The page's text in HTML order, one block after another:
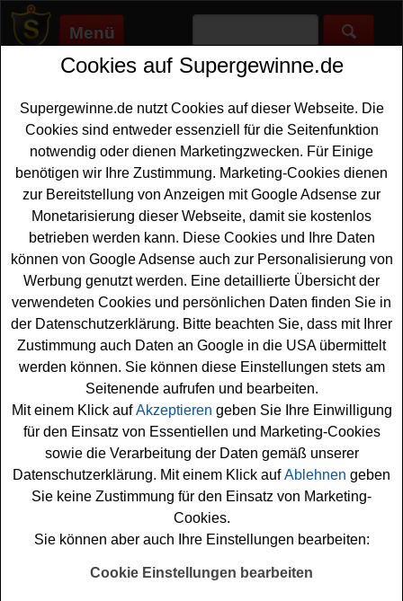
Menü
Supergewinne.de>Gewinnspiele>Reise Gewinnspiele>
Anzeige:
Anzeige:
Globetrotter Gewinnspiel -
Indonesien Reise gewinnen
Wer gern eine schöneIndonesien Reise gewinnen
möchte, hat bei diesem kostenlosen Globetrotter
Gewinnspiel eine tolle Gelegenheit dazu. Globetrotter
verlost eine 17-tägige Indonesien-Rundreise für zwei
Personen inklusiveFlug . Entdecken Sie den Regenwald
Borneos und vieles mehr. Mit etwas Glück können Sie
diese tolle Indonesien Reise gewinnen.
Falls Sie an dem Globetrotter Gewinnspiel kostenlos
teilnehmen möchten, müssen Sie kurz das Formular
ausfüllen und können sich damit Ihre Gewinnchance
sichern. Vielleicht haben Sie ja Glück?
Globetrotter verlost eine traumhafte
Indonesien Reise
Cookies auf Supergewinne.de
Supergewinne.de nutzt Cookies auf dieser Webseite. Die
Cookies sind entweder essenziell für die Seitenfunktion
notwendig oder dienen Marketingzwecken. Für Einige
benötigen wir Ihre Zustimmung. Marketing-Cookies dienen
zur Bereitstellung von Anzeigen mit Google Adsense zur
Monetarisierung dieser Webseite, damit sie kostenlos
betrieben werden kann. Diese Cookies und Ihre Daten
können von Google Adsense auch zur Personalisierung von
Werbung genutzt werden. Eine detaillierte Übersicht der
verwendeten Cookies und persönlichen Daten finden Sie in
der Datenschutzerklärung. Bitte beachten Sie, dass mit Ihrer
Zustimmung auch Daten an Google in die USA übermittelt
werden können. Sie können diese Einstellungen stets am
Seitenende aufrufen und bearbeiten.
Mit einem Klick aufAkzeptieren geben Sie Ihre Einwilligung
für den Einsatz von Essentiellen und Marketing-Cookies
sowie die Verarbeitung der Daten gemäß unserer
Datenschutzerklärung. Mit einem Klick aufAblehnen geben
Sie keine Zustimmung für den Einsatz von Marketing-
Cookies.
Sie können aber auch Ihre Einstellungen bearbeiten:
Cookie Einstellungen bearbeiten